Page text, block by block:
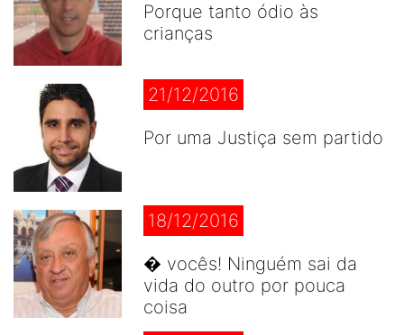
Porque tanto ódio às
crianças
21/12/2016
Por uma Justiça sem partido
18/12/2016
� vocês! Ninguém sai da
vida do outro por pouca
coisa